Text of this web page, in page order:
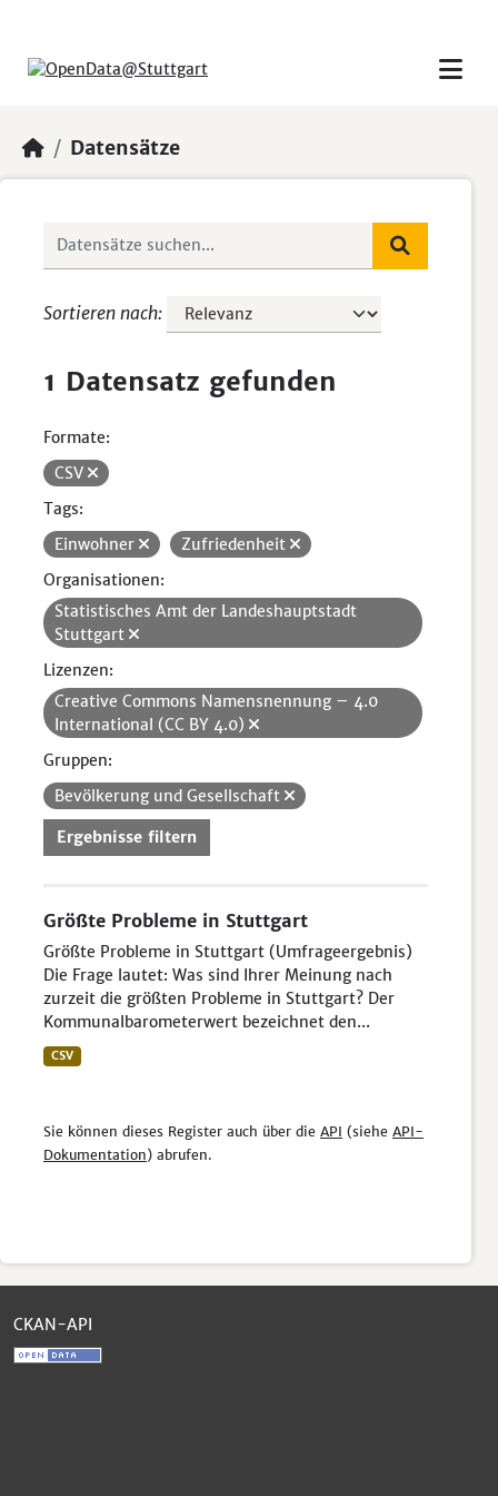
Datensätze
Sortieren nach
1 Datensatz gefunden
Formate:
CSV
Tags:
Einwohner
Zufriedenheit
Organisationen:
Statistisches Amt der Landeshauptstadt
Stuttgart
Lizenzen:
Creative Commons Namensnennung – 4.0
International (CC BY 4.0)
Gruppen:
Bevölkerung und Gesellschaft
Ergebnisse filtern
Größte Probleme in Stuttgart
Größte Probleme in Stuttgart (Umfrageergebnis)
Die Frage lautet: Was sind Ihrer Meinung nach
zurzeit die größten Probleme in Stuttgart? Der
Kommunalbarometerwert bezeichnet den...
CSV
Sie können dieses Register auch über die API (siehe API-
Dokumentation) abrufen.
CKAN-API